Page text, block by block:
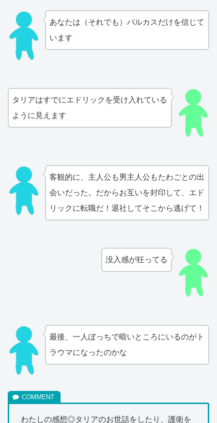
あなたは（それでも）バルカスだけを信じて
います
タリアはすでにエドリックを受け入れている
ように見えます
客観的に、主人公も男主人公もたわごとの出
会いだった。だからお互いを封印して、エド
リックに転職だ！退社してそこから逃げて！
没入感が狂ってる
最後、一人ぼっちで暗いところにいるのがト
ラウマになったのかな
わたしの感想◎タリアのお世話をしたり、護衛を